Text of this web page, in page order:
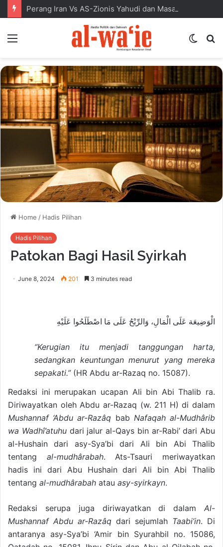
Switch
Home / Hadis Pilihan
Hadis Pilihan
Patokan Bagi Hasil Syirkah
June 8, 2024 201 3 minutes read
الْوَضِيعَة عَلَى الْمَالِ، وَالرِّبْحُ عَلَى مَا اصْطَلَحُوا عَلَيْهِ
“Kerugian itu menjadi tanggungan harta,
sedangkan keuntungan menurut yang mereka
sepakati.”(HR Abdu ar-Razaq no. 15087).
Redaksi ini merupakan ucapan Ali bin Abi Thalib ra.
Diriwayatkan oleh Abdu ar-Razaq (w. 211 H) di dalam
Mushannaf ‘Abdu ar-Razâq bab Nafaqah al-Mudhârib
wa Wadhî’atuhudari jalur al-Qays bin ar-Rabi’ dari Abu
al-Hushain dari asy-Sya’bi dari Ali bin Abi Thalib
tentang al-mudhârabah. Ats-Tsauri meriwayatkan
hadis ini dari Abu Hushain dari Ali bin Abi Thalib
tentang al-mudhârabah atau asy-syirkayn.
Redaksi serupa juga diriwayatkan di dalam Al-
Mushannaf Abdu ar-Razâq dari sejumlah Taabi’in. Di
antaranya asy-Sya’bi ‘Amir bin Syurahbil no. 15086,